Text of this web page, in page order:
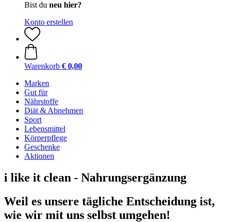
Bist du neu hier?
Konto erstellen
Warenkorb € 0,00
Marken
Gut für
Nährstoffe
Diät & Abnehmen
Sport
Lebensmittel
Körperpflege
Geschenke
Aktionen
i like it clean - Nahrungsergänzung
Weil es unsere tägliche Entscheidung ist,
wie wir mit uns selbst umgehen!